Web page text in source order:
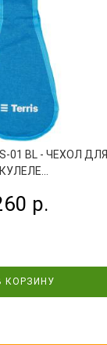
S-01 BL - ЧЕХОЛ ДЛЯ
р.
КОРЗИНУ